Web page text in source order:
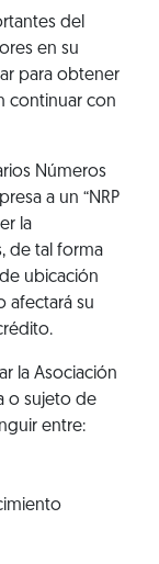
del
en su
para obtener
continuar con
Números
a un “NRP
la
de tal forma
ubicación
afectará su
la Asociación
o sujeto de
entre: